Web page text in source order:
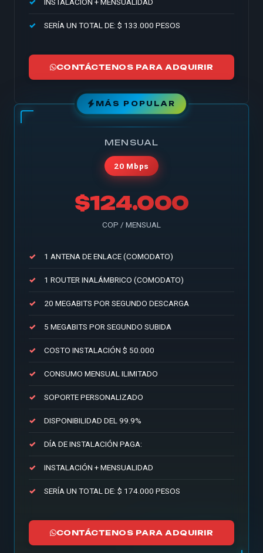
SERÍA UN TOTAL DE: $ 133.000 PESOS
CONTÁCTENOS PARA ADQUIRIR
MÁS POPULAR
MENSUAL
20 Mbps
$124.000
COP / MENSUAL
1 ANTENA DE ENLACE (COMODATO)
1 ROUTER INALÁMBRICO (COMODATO)
20 MEGABITS POR SEGUNDO DESCARGA
5 MEGABITS POR SEGUNDO SUBIDA
COSTO INSTALACIÓN $ 50.000
CONSUMO MENSUAL ILIMITADO
SOPORTE PERSONALIZADO
DISPONIBILIDAD DEL 99.9%
DÍA DE INSTALACIÓN PAGA:
INSTALACIÓN + MENSUALIDAD
SERÍA UN TOTAL DE: $ 174.000 PESOS
CONTÁCTENOS PARA ADQUIRIR